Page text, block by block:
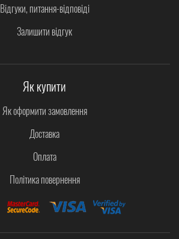
Відгуки, питання-відповіді
Залишити відгук
Як купити
Як оформити замовлення
Доставка
Оплата
Політика повернення